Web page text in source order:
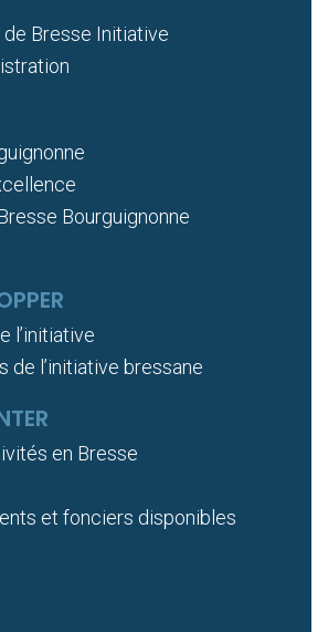
Bresse Initiative
Bourguignonne
l’initiative
de l’initiative bressane
en Bresse
et fonciers disponibles